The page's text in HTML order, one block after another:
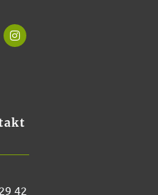
I
n
m
42